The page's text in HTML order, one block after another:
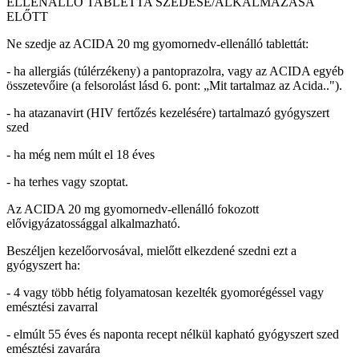
ELŐTT
Ne szedje az ACIDA 20 mg gyomornedv-ellenálló tablettát:
- ha allergiás (túlérzékeny) a pantoprazolra, vagy az ACIDA egyéb
összetevőire (a felsorolást lásd 6. pont: „Mit tartalmaz az Acida..").
- ha atazanavirt (HIV fertőzés kezelésére) tartalmazó gyógyszert
szed
- ha még nem múlt el 18 éves
- ha terhes vagy szoptat.
Az ACIDA 20 mg gyomornedv-ellenálló fokozott
elővigyázatossággal alkalmazható.
Beszéljen kezelőorvosával, mielőtt elkezdené szedni ezt a
gyógyszert ha:
- 4 vagy több hétig folyamatosan kezelték gyomorégéssel vagy
emésztési zavarral
- elmúlt 55 éves és naponta recept nélkül kapható gyógyszert szed
emésztési zavarára